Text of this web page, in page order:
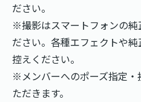
ださい。
※撮影はスマートフォンの純
ださい。各種エフェクトや
控えください。
※メンバーへのポーズ指定
ただきます。